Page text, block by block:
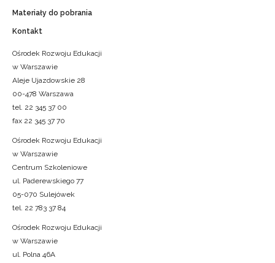
Materiały do pobrania
Kontakt
Ośrodek Rozwoju Edukacji
w Warszawie
Aleje Ujazdowskie 28
00-478 Warszawa
tel. 22 345 37 00
fax 22 345 37 70
Ośrodek Rozwoju Edukacji
w Warszawie
Centrum Szkoleniowe
ul. Paderewskiego 77
05-070 Sulejówek
tel. 22 783 37 84
Ośrodek Rozwoju Edukacji
w Warszawie
ul. Polna 46A